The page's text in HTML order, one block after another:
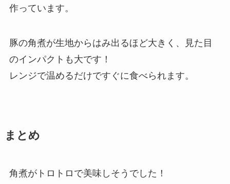
作っています。
豚の角煮が生地からはみ出るほど大きく、見た目
のインパクトも大です！
レンジで温めるだけですぐに食べられます。
まとめ
角煮がトロトロで美味しそうでした！